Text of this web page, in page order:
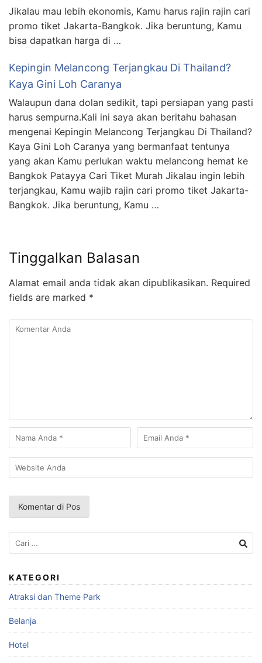
Jikalau mau lebih ekonomis, Kamu harus rajin rajin cari
promo tiket Jakarta-Bangkok. Jika beruntung, Kamu
bisa dapatkan harga di …
Kepingin Melancong Terjangkau Di Thailand?
Kaya Gini Loh Caranya
Walaupun dana dolan sedikit, tapi persiapan yang pasti
harus sempurna.Kali ini saya akan beritahu bahasan
mengenai Kepingin Melancong Terjangkau Di Thailand?
Kaya Gini Loh Caranya yang bermanfaat tentunya
yang akan Kamu perlukan waktu melancong hemat ke
Bangkok Patayya Cari Tiket Murah Jikalau ingin lebih
terjangkau, Kamu wajib rajin cari promo tiket Jakarta-
Bangkok. Jika beruntung, Kamu …
Tinggalkan Balasan
Alamat email anda tidak akan dipublikasikan. Required
fields are marked *
Cari
untuk:
KATEGORI
Atraksi dan Theme Park
Belanja
Hotel